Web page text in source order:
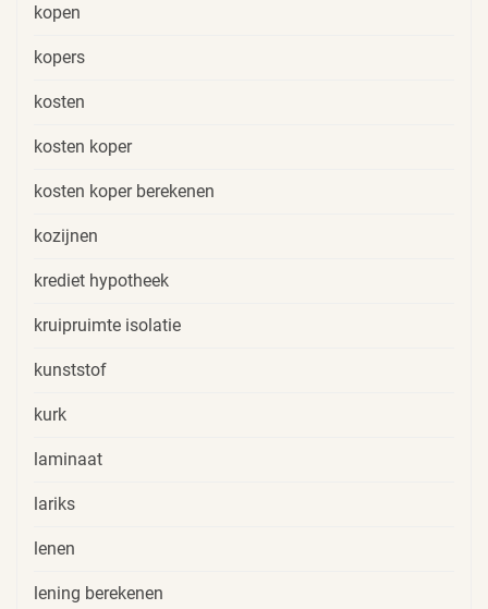
kopen
kopers
kosten
kosten koper
kosten koper berekenen
kozijnen
krediet hypotheek
kruipruimte isolatie
kunststof
kurk
laminaat
lariks
lenen
lening berekenen